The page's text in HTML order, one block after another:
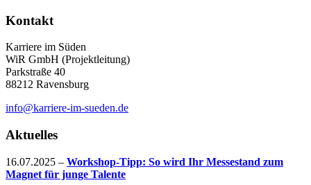
Kontakt
Karriere im Süden
WiR GmbH (Projektleitung)
Parkstraße 40
88212 Ravensburg
info@karriere-im-sueden.de
Aktuelles
16.07.2025 – Workshop-Tipp: So wird Ihr Messestand zum
Magnet für junge Talente